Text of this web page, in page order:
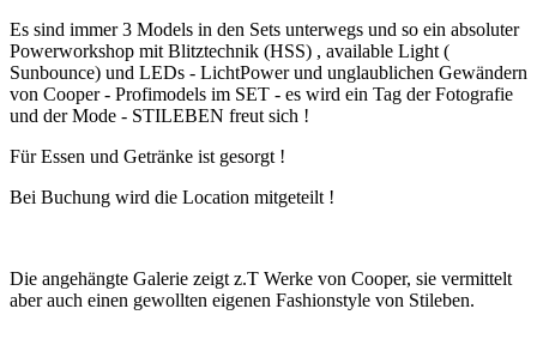
Es sind immer 3 Models in den Sets unterwegs und so ein absoluter
Powerworkshop mit Blitztechnik (HSS) , available Light (
Sunbounce) und LEDs - LichtPower und unglaublichen Gewändern
von Cooper - Profimodels im SET - es wird ein Tag der Fotografie
und der Mode - STILEBEN freut sich !
Für Essen und Getränke ist gesorgt !
Bei Buchung wird die Location mitgeteilt !
Die angehängte Galerie zeigt z.T Werke von Cooper, sie vermittelt
aber auch einen gewollten eigenen Fashionstyle von Stileben.